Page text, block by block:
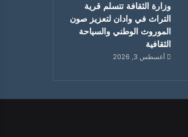
وزارة الثقافة تتسلم قرية
التراث في وادان لتعزيز صون
الموروث الوطني والسياحة
الثقافية
أغسطس 3, 2026